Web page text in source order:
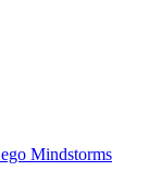
Mindstorms